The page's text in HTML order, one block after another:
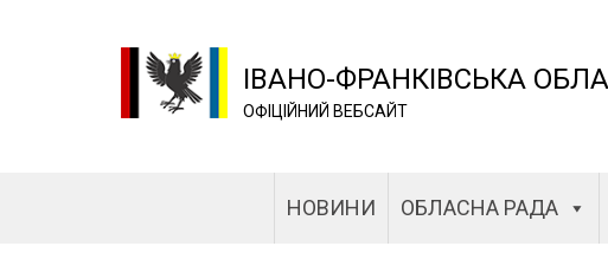
ІВАНО-ФРАНКІВСЬКА
ОФІЦІЙНИЙ ВЕБСАЙТ
НОВИНИ ОБЛАСНА РАДА